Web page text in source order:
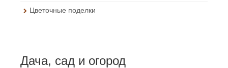
Цветочные поделки
Дача, сад и огород